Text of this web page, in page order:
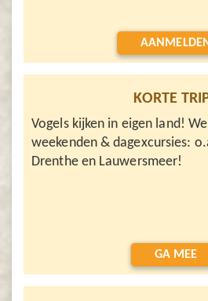
AANMELDEN
KORTE
Vogels kijken in eigen land!
weekenden & dagexcursies:
Drenthe en Lauwersmeer!
GA MEE